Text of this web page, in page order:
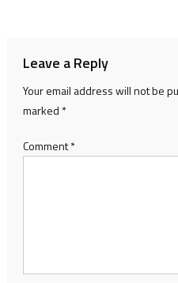
Leave a Reply
Your email address will not be
marked *
Comment*